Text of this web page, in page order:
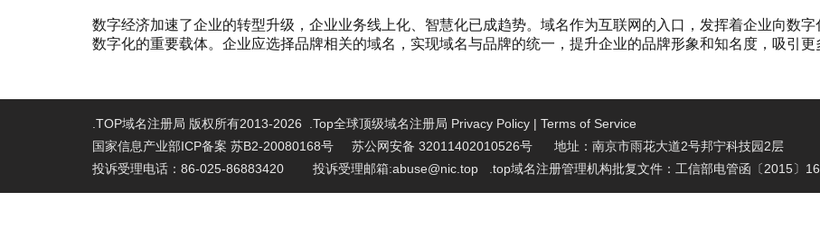
数字经济加速了企业的转型升级，企业业务线上化、智慧化已成趋势。域名作为互联网的入口，发挥着企业向数
数字化的重要载体。企业应选择品牌相关的域名，实现域名与品牌的统一，提升企业的品牌形象和知名度，吸引更
.TOP域名注册局 版权所有2013-2026 .Top全球顶级域名注册局 Privacy Policy | Terms of Service
国家信息产业部ICP备案 苏B2-20080168号 苏公网安备 32011402010526号 地址：南京市雨花大道2号邦宁科技园2层
投诉受理电话：86-025-86883420 投诉受理邮箱:abuse@nic.top
.top域名注册管理机构批复文件：工信部电管函〔2015〕